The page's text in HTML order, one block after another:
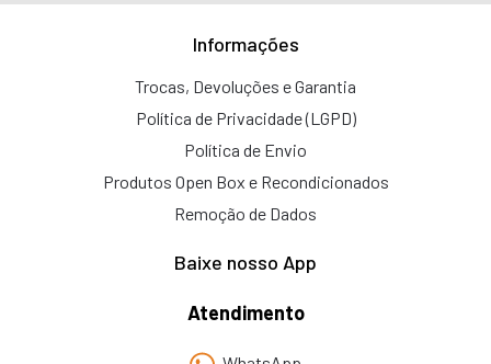
Informações
Trocas, Devoluções e Garantia
Política de Privacidade (LGPD)
Política de Envio
Produtos Open Box e Recondicionados
Remoção de Dados
Baixe nosso App
Atendimento